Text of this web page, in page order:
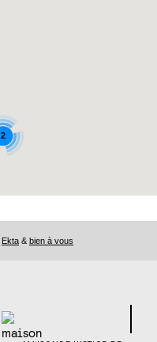
2
Ekta & bien à vous